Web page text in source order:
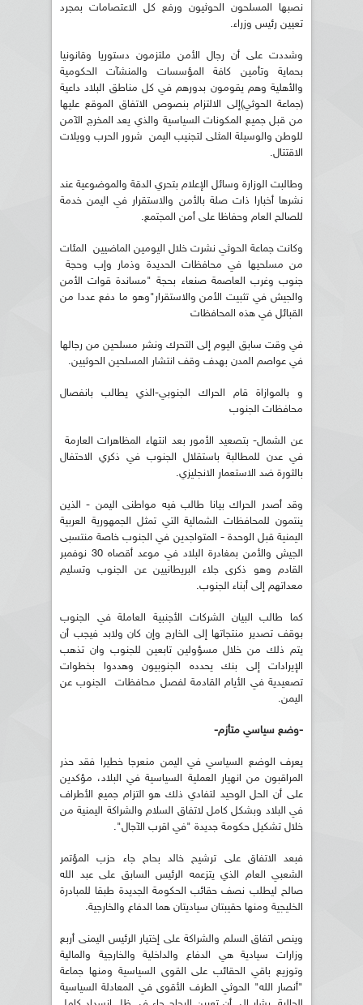
نصبها المسلحون الحوثيون ورفع كل الاعتصامات بمجرد
تعيين رئيس وزراء.
وشددت على أن رجال الأمن ملتزمون دستوريا وقانونيا
بحماية وتأمين كافة المؤسسات والمنشآت الحكومية
والأهلية وهم يقومون بدورهم في كل مناطق البلاد داعية
(جماعة الحوثي)إلى الالتزام بنصوص الاتفاق الموقع عليها
من قبل جميع المكونات السياسية والذي يعد المخرج الآمن
للوطن والوسيلة المثلى لتجنيب اليمن شرور الحرب وويلات
الاقتتال.
وطالبت الوزارة وسائل الإعلام بتحري الدقة والموضوعية عند
نشرها أخبارا ذات صلة بالأمن والاستقرار في اليمن خدمة
للصالح العام وحفاظا على أمن المجتمع.
وكانت جماعة الحوثي نشرت خلال اليومين الماضيين المئات
من مسلحيها في محافظات الحديدة وذمار وإب وحجة
جنوب وغرب العاصمة صنعاء بحجة "مساندة قوات الأمن
والجيش في تثبيت الأمن والاستقرار"وهو ما دفع عددا من
القبائل في هذه المحافظات
في وقت سابق اليوم إلى التحرك ونشر مسلحين من رجالها
في عواصم المدن بهدف وقف انتشار المسلحين الحوثيين.
و بالموازاة قام الحراك الجنوبي-الذي يطالب بانفصال
محافظات الجنوب
عن الشمال- بتصعيد الأمور بعد انتهاء المظاهرات العارمة
في عدن للمطالبة باستقلال الجنوب في ذكري الاحتفال
بالثورة ضد الاستعمار الانجليزي.
وقد أصدر الحراك بيانا طالب فيه مواطنى اليمن - الذين
ينتمون للمحافظات الشمالية التي تمثل الجمهورية العربية
اليمنية قبل الوحدة - المتواجدين في الجنوب خاصة منتسبى
الجيش والأمن بمغادرة البلاد في موعد أقصاه 30 نوفمبر
القادم وهو ذكرى جلاء البريطانيين عن الجنوب وتسليم
معداتهم إلى أبناء الجنوب.
كما طالب البيان الشركات الأجنبية العاملة في الجنوب
بوقف تصدير منتجاتها إلى الخارج وإن كان ولابد فيجب أن
يتم ذلك من خلال مسؤولين تابعين للجنوب وان تذهب
الإيرادات إلى بنك يحدده الجنوبيون وهددوا بخطوات
تصعيدية في الأيام القادمة لفصل محافظات الجنوب عن
اليمن.
-وضع سياسي متأزم-
يعرف الوضع السياسي في اليمن منعرجا خطيرا فقد حذر
المراقبون من انهيار العملية السياسية في البلاد، مؤكدين
على أن الحل الوحيد لتفادي ذلك هو التزام جميع الأطراف
في البلاد وبشكل كامل لاتفاق السلام والشراكة اليمنية من
خلال تشكيل حكومة جديدة "في اقرب الآجال".
فبعد الاتفاق على ترشيح خالد بحاح جاء حزب المؤتمر
الشعبي العام الذي يتزعمه الرئيس السابق على عبد الله
صالح ليطلب نصف حقائب الحكومة الجديدة طبقا للمبادرة
الخليجية ومنها حقيبتان سياديتان هما الدفاع والخارجية.
وينص اتفاق السلم والشراكة على إختيار الرئيس اليمنى أربع
وزارات سيادية هي الدفاع والداخلية والخارجية والمالية
وتوزيع باقي الحقائب على القوى السياسية ومنها جماعة
"أنصار الله" الحوثي الطرف الأقوى في المعادلة السياسية